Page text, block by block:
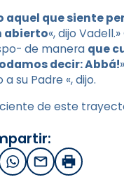
aquel que siente
abierto«, dijo
de manera que
decir: Abbá!
su Padre «, dijo.
de este
Twitter
WhatsApp
EmailImprimir